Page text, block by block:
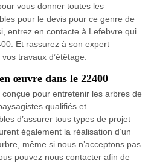
vous donner toutes les
pour le devis pour ce genre de
entrez en contacte à Lefebvre qui
Et rassurez à son expert
travaux d’étêtage.
œuvre dans le 22400
pour entretenir les arbres de
qualifiés et
d’assurer tous types de projet
également la réalisation d’un
même si nous n’acceptons pas
pouvez nous contacter afin de